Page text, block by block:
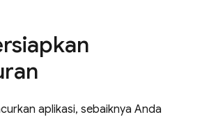
aplikasi, sebaiknya Anda